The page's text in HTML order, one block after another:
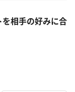
相手の好みに合